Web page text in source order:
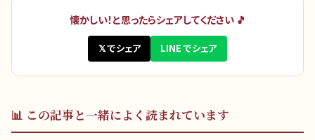
懐かしい！と思ったらシェアしてください 🎵
𝕏 でシェア LINE でシェア
📊 この記事と一緒によく読まれています